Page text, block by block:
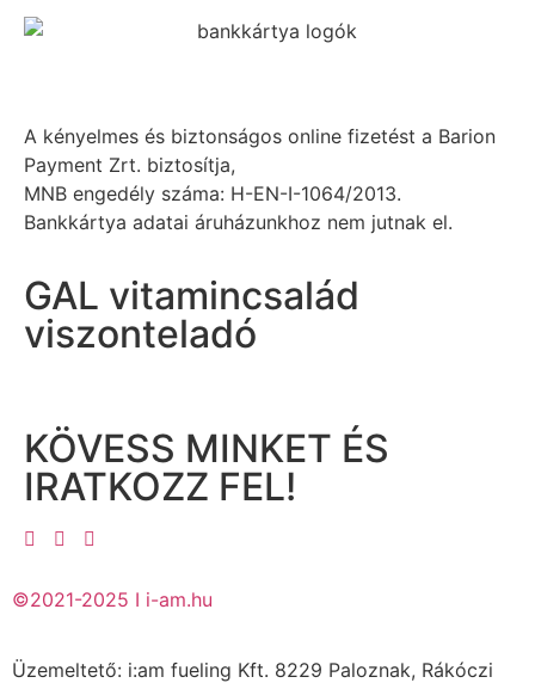
A kényelmes és biztonságos online fizetést a Barion
Payment Zrt. biztosítja,
MNB engedély száma: H-EN-I-1064/2013.
Bankkártya adatai áruházunkhoz nem jutnak el.
GAL vitamincsalád
viszonteladó
KÖVESS MINKET ÉS
IRATKOZZ FEL!
©2021-2025 I i-am.hu
Üzemeltető: i:am fueling Kft. 8229 Paloznak, Rákóczi